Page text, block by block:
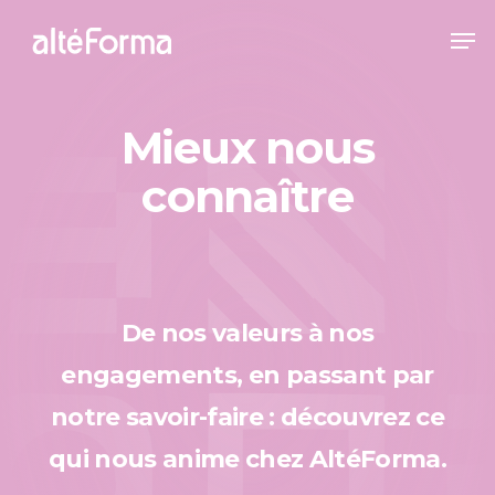
Mieux nous
connaître
De nos valeurs à nos
engagements, en passant par
notre savoir-faire : découvrez ce
qui nous anime chez AltéForma.